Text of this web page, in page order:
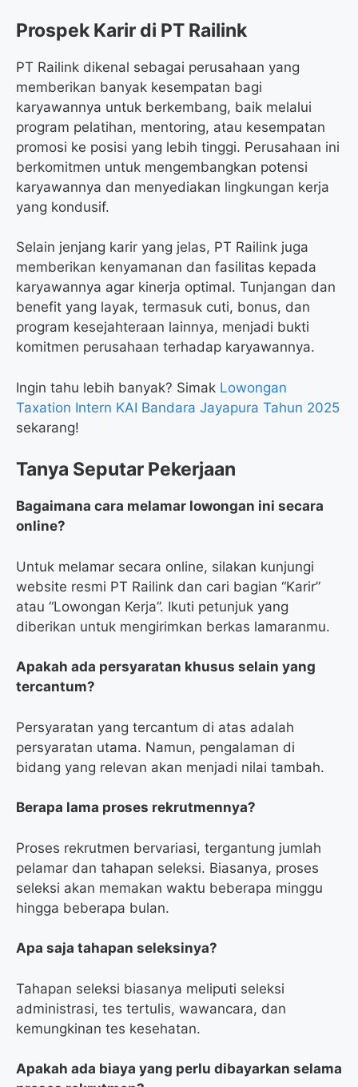
Prospek Karir di PT Railink
PT Railink dikenal sebagai perusahaan yang
memberikan banyak kesempatan bagi
karyawannya untuk berkembang, baik melalui
program pelatihan, mentoring, atau kesempatan
promosi ke posisi yang lebih tinggi. Perusahaan ini
berkomitmen untuk mengembangkan potensi
karyawannya dan menyediakan lingkungan kerja
yang kondusif.
Selain jenjang karir yang jelas, PT Railink juga
memberikan kenyamanan dan fasilitas kepada
karyawannya agar kinerja optimal. Tunjangan dan
benefit yang layak, termasuk cuti, bonus, dan
program kesejahteraan lainnya, menjadi bukti
komitmen perusahaan terhadap karyawannya.
Ingin tahu lebih banyak? Simak Lowongan
Taxation Intern KAI Bandara Jayapura Tahun 2025
sekarang!
Tanya Seputar Pekerjaan
Bagaimana cara melamar lowongan ini secara
online?
Untuk melamar secara online, silakan kunjungi
website resmi PT Railink dan cari bagian “Karir”
atau “Lowongan Kerja”. Ikuti petunjuk yang
diberikan untuk mengirimkan berkas lamaranmu.
Apakah ada persyaratan khusus selain yang
tercantum?
Persyaratan yang tercantum di atas adalah
persyaratan utama. Namun, pengalaman di
bidang yang relevan akan menjadi nilai tambah.
Berapa lama proses rekrutmennya?
Proses rekrutmen bervariasi, tergantung jumlah
pelamar dan tahapan seleksi. Biasanya, proses
seleksi akan memakan waktu beberapa minggu
hingga beberapa bulan.
Apa saja tahapan seleksinya?
Tahapan seleksi biasanya meliputi seleksi
administrasi, tes tertulis, wawancara, dan
kemungkinan tes kesehatan.
Apakah ada biaya yang perlu dibayarkan selama